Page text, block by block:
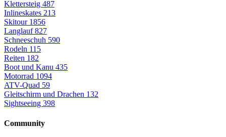
Klettersteig 487
Inlineskates 213
Skitour 1856
Langlauf827
Schneeschuh 590
Rodeln 115
Reiten 182
Boot und Kanu 435
Motorrad 1094
ATV-Quad 59
Gleitschirm und Drachen 132
Sightseeing 398
Community